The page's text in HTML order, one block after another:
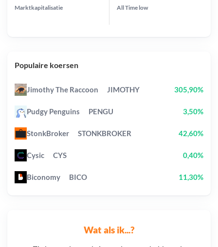
Wat als ik...?
Marktkapitalisatie All Time low
Populaire koersen
Jimothy The Raccoon JIMOTHY 305,90%
Pudgy Penguins PENGU 3,50%
StonkBroker STONKBROKER 42,60%
Cysic CYS 0,40%
Biconomy BICO 11,30%